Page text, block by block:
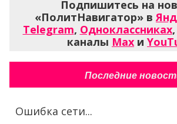
Подпишитесь на
«ПолитНавигатор» в
Telegram, Одноклассниках,
каналы Max и
Последние
Ошибка сети...